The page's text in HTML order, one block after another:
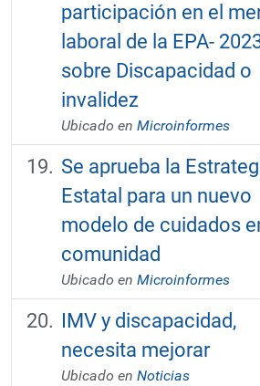
participación en el
laboral de la EPA-
sobre Discapacidad o
invalidez
Ubicado en Microinformes
Se aprueba la
Estatal para un nuevo
modelo de cuidados
comunidad
Ubicado en Microinformes
IMV y discapacidad,
necesita mejorar
Ubicado en Noticias